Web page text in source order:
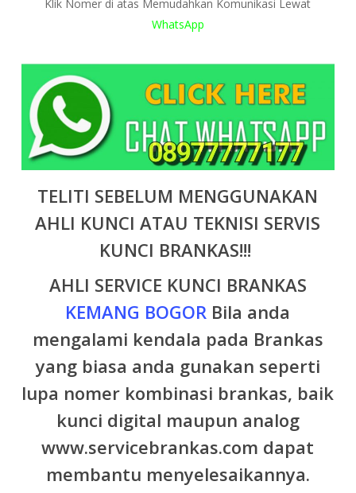
Klik Nomer di atas Memudahkan Komunikasi Lewat
WhatsApp
TELITI SEBELUM MENGGUNAKAN
AHLI KUNCI ATAU TEKNISI SERVIS
KUNCI BRANKAS!!!
AHLI SERVICE KUNCI BRANKAS
KEMANG BOGOR Bila anda
mengalami kendala pada Brankas
yang biasa anda gunakan seperti
lupa nomer kombinasi brankas, baik
kunci digital maupun analog
www.servicebrankas.com dapat
membantu menyelesaikannya.